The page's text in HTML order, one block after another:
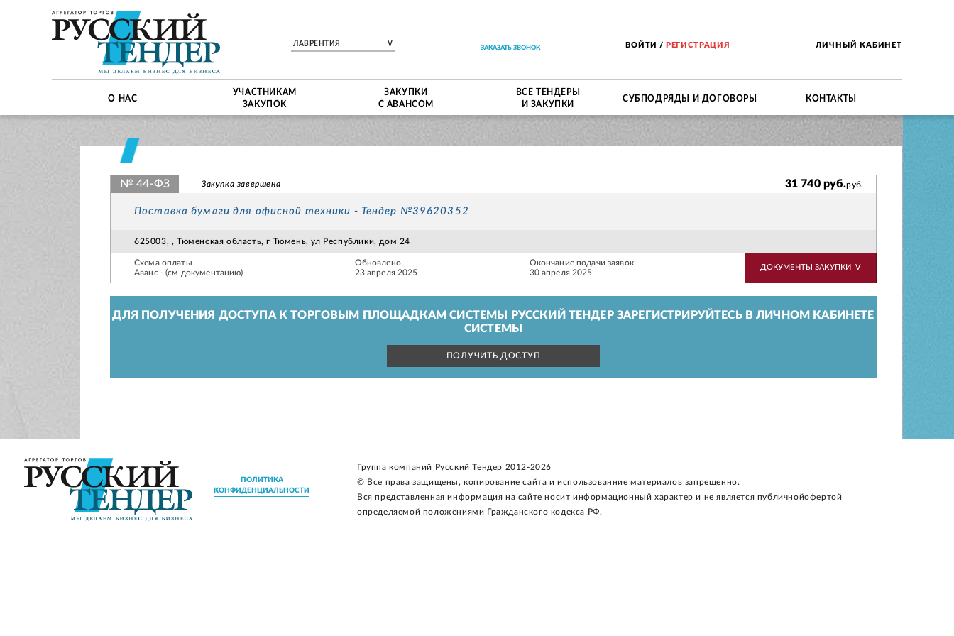
ЛАВРЕНТИЯ V ЗАКАЗАТЬ ЗВОНОК ВОЙТИ / РЕГИСТРАЦИЯ ЛИЧНЫЙ КАБИНЕТ
О НАС
УЧАСТНИКАМ
ЗАКУПОК
ЗАКУПКИ
С АВАНСОМ
ВСЕ ТЕНДЕРЫ
И ЗАКУПКИ
СУБПОДРЯДЫ И ДОГОВОРЫ КОНТАКТЫ
№ 44-ФЗ Закупка завершена 31 740 руб.руб.
Поставка бумаги для офисной техники - Тендер №39620352
625003, , Тюменская область, г Тюмень, ул Республики, дом 24
Схема оплаты
Аванс - (см.документацию)
Обновлено
23 апреля 2025
Окончание подачи заявок
30 апреля 2025
ДОКУМЕНТЫ ЗАКУПКИ V
ДЛЯ ПОЛУЧЕНИЯ ДОСТУПА К ТОРГОВЫМ ПЛОЩАДКАМ СИСТЕМЫ РУССКИЙ ТЕНДЕР ЗАРЕГИСТРИРУЙТЕСЬ В ЛИЧНОМ КАБИНЕТЕ
СИСТЕМЫ
ПОЛУЧИТЬ ДОСТУП
ПОЛИТИКА
КОНФИДЕНЦИАЛЬНОСТИ
Группа компаний Русский Тендер 2012-2026
© Все права защищены, копирование сайта и использованние материалов запрещенно.
Вся представленная информация на сайте носит информационный характер и не является публичнойофертой
определяемой положениями Гражданского кодекса РФ.